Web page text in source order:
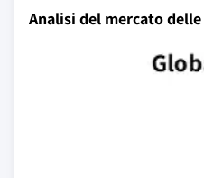
Analisi del mercato